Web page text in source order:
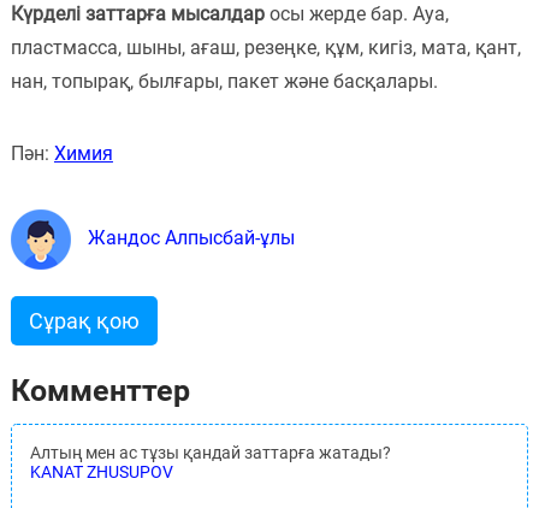
Күрделі заттарға мысалдаросы жерде бар. Ауа,
пластмасса, шыны, ағаш, резеңке, құм, кигіз, мата, қант,
нан, топырақ, былғары, пакет және басқалары.
Пән: Химия
Жандос Алпысбай-ұлы
Сұрақ қою
Комменттер
Алтың мен ас тұзы қандай заттарға жатады?
KANAT ZHUSUPOV